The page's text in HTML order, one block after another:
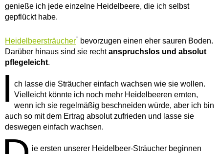
genieße ich jede einzelne Heidelbeere, die ich selbst
gepflückt habe.
Heidelbeersträucher* bevorzugen einen eher sauren Boden.
Darüber hinaus sind sie rechtanspruchslos und absolut
pflegeleicht.
I ch lasse die Sträucher einfach wachsen wie sie wollen.
Vielleicht könnte ich noch mehr Heidelbeeren ernten,
wenn ich sie regelmäßig beschneiden würde, aber ich bin
auch so mit dem Ertrag absolut zufrieden und lasse sie
deswegen einfach wachsen.
ie ersten unserer Heidelbeer-Sträucher beginnen